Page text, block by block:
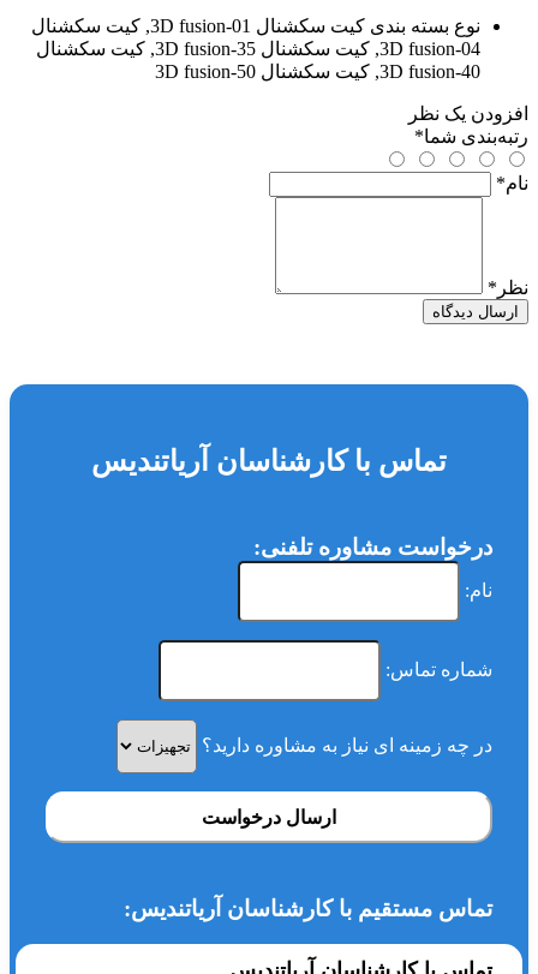
نوع بسته بندی
کیت سکشنال 3D fusion-01, کیت سکشنال
3D fusion-04, کیت سکشنال 3D fusion-35, کیت سکشنال
3D fusion-40, کیت سکشنال 3D fusion-50
افزودن یک نظر
رتبه‌بندی شما*
نام*
نظر *
ارسال دیدگاه
تماس با کارشناسان آریاتندیس
درخواست مشاوره تلفنی:
نام:
شماره تماس:
در چه زمینه ای نیاز به مشاوره دارید؟
ارسال درخواست
تماس مستقیم با کارشناسان آریاتندیس: